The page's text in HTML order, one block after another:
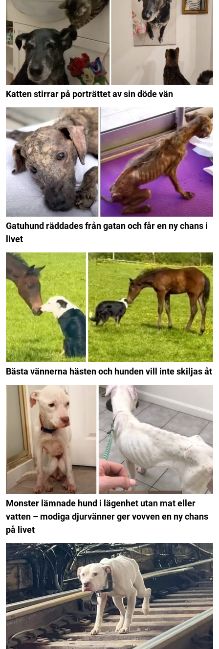
Katten stirrar på porträttet av sin döde vän
Gatuhund räddades från gatan och får en ny chans i
livet
Bästa vännerna hästen och hunden vill inte skiljas åt
Monster lämnade hund i lägenhet utan mat eller
vatten – modiga djurvänner ger vovven en ny chans
på livet